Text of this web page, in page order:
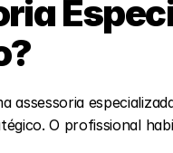
assessoria
O profissional